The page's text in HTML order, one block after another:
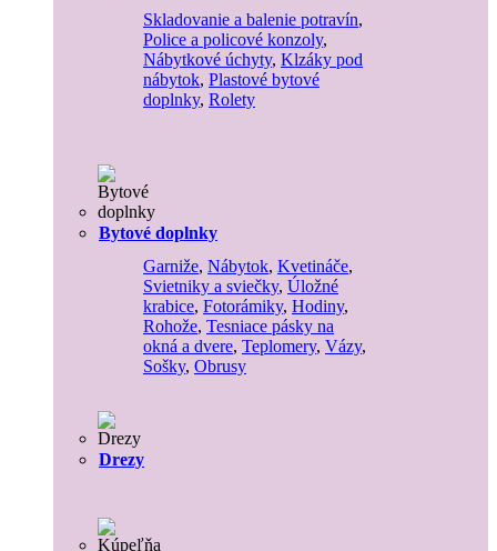
Skladovanie a balenie potravín,
Police a policové konzoly,
Nábytkové úchyty, Klzáky pod
nábytok, Plastové bytové
doplnky, Rolety
Bytové doplnky
Garniže, Nábytok, Kvetináče,
Svietniky a sviečky, Úložné
krabice, Fotorámiky, Hodiny,
Rohože, Tesniace pásky na
okná a dvere, Teplomery, Vázy,
Sošky, Obrusy
Drezy